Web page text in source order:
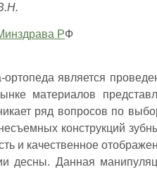
РФ
является
материалов
ряд вопросов по
конструкций
и качественное
десны. Данная